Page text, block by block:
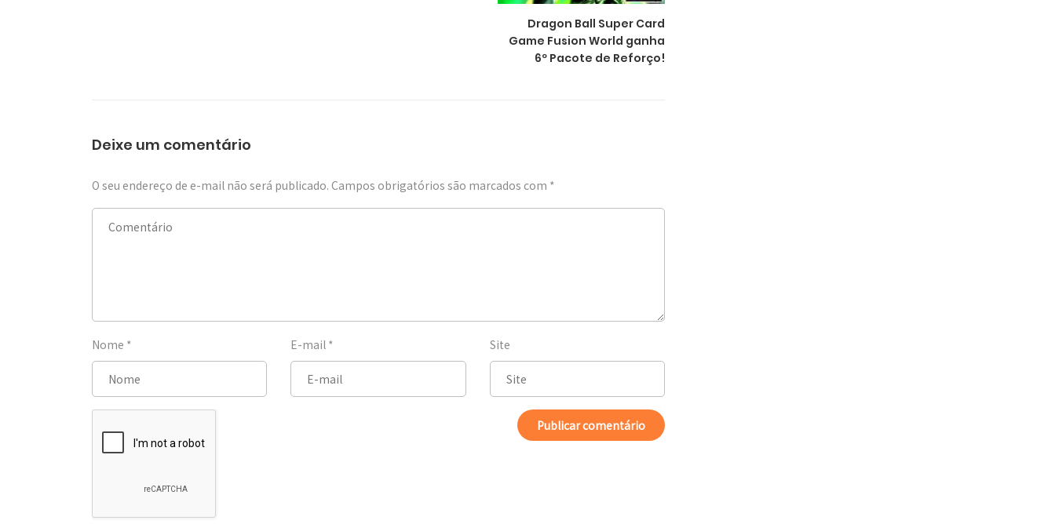
Dragon Ball Super Card
Game Fusion World ganha
6º Pacote de Reforço!
Deixe um comentário
O seu endereço de e-mail não será publicado. Campos obrigatórios são marcados com *
Nome * E-mail * Site